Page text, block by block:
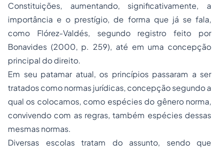
Constituições, aumentando, significativamente, a
importância e o prestígio, de forma que já se fala,
como Flórez-Valdés, segundo registro feito por
Bonavides (2000, p. 259), até em uma concepção
principal do direito.
Em seu patamar atual, os princípios passaram a ser
tratados como normas jurídicas, concepção segundo a
qual os colocamos, como espécies do gênero norma,
convivendo com as regras, também espécies dessas
mesmas normas.
Diversas escolas tratam do assunto, sendo que